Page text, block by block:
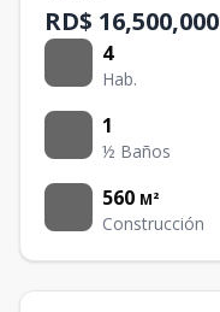
RD$ 16,500,000
4
Hab.
1
½ Baños
560 M²
Construcción